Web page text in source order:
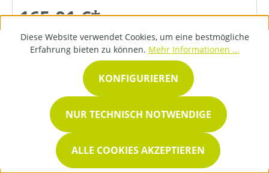
165,01 €*
DETAILS
Diese Website verwendet Cookies, um eine bestmögliche
Erfahrung bieten zu können. Mehr Informationen ...
NUR TECHNISCH NOTWENDIGE
KONFIGURIEREN
ALLE COOKIES AKZEPTIEREN